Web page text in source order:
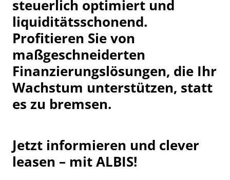
steuerlich optimiert und
liquiditätsschonend.
Profitieren Sie von
maßgeschneiderten
Finanzierungslösungen, die Ihr
Wachstum unterstützen, statt
es zu bremsen.
Jetzt informieren und clever
leasen – mit ALBIS!